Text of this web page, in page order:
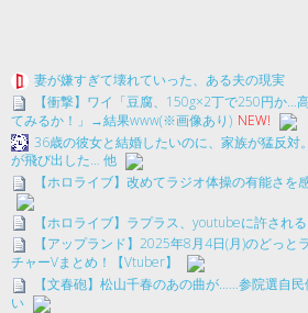
妻が嫌すぎて壊れていった、ある夫の現実
【衝撃】ワイ「豆腐、150g×2丁で250円か…
てみるか！」→結果www(※画像あり) NEW!
36歳の彼女と結婚したいのに、家族が猛反対
が飛び出した… 他
【ホロライブ】改めてラジオ体操の有能さを
【ホロライブ】ラプラス、youtubeに許される
【アップランド】2025年8月4日(月)のどっと
チャーVまとめ！【Vtuber】
【文春砲】松山千春のあの曲が……参院選自
い